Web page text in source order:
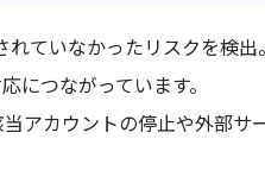
れていなかったリスクを検出
つながっています。
アカウントの停止や外部サ